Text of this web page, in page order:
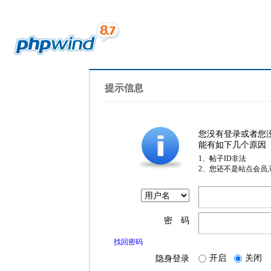
提示信息
您没有登录或者您
能有如下几个原因
1、帖子ID非法
2、您还不是站点会员
密 码
找回密码
隐身登录 开启 关闭